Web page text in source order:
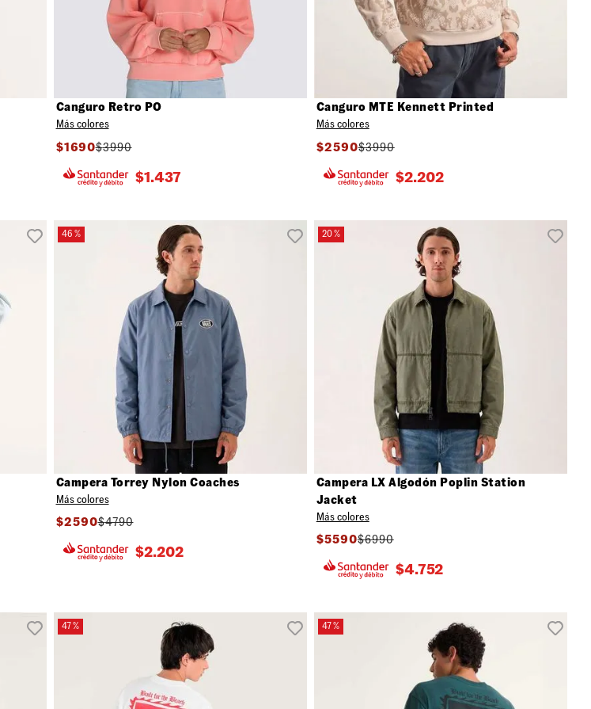
Canguro Retro PO
Más colores
$1690$3990
$1.437
Canguro MTE Kennett Printed
Más colores
$2590$3990
$2.202
46 %
Campera Torrey Nylon Coaches
Más colores
$2590$4790
$2.202
20 %
Campera LX Algodón Poplin Station
Jacket
Más colores
$5590$6990
$4.752
47 % 47 %